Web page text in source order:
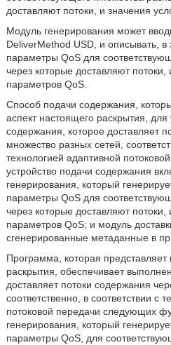
доставляют потоки, и значения
Модуль генерирования может
DeliverMethod USD, и описывать, в
параметры QoS для
через которые доставляют потоки,
параметров QoS.
Способ подачи содержания,
аспект настоящего раскрытия, для
содержания, которое доставляет
множество разных сетей,
технологией адаптивной
устройство подачи содержания
генерирования, который
параметры QoS для
через которые доставляют потоки,
параметров QoS; и модуль
сгенерированные метаданные в
Программа, которая
раскрытия, обеспечивает
доставляет потоки содержания
соответственно, в соответствии с
потоковой передачи следующих
генерирования, который
параметры QoS, для